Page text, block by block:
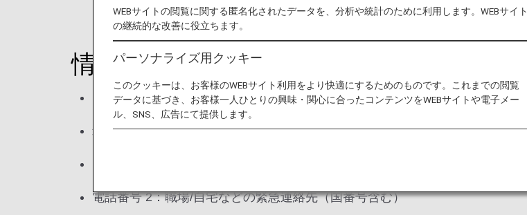
情報提供項目
氏名
米国住所：ストリート番号/市町/州/ZIP CODE 必須
電話番号 2：職場/自宅などの緊急連絡先（国番号含む）
WEBサイトの閲覧に関する匿名化されたデータを、分析や統計のために利用します。WEBサイト
の継続的な改善に役立ちます。
パーソナライズ用クッキー
このクッキーは、お客様のWEBサイト利用をより快適にするためのものです。これまでの閲覧
データに基づき、お客様一人ひとりの興味・関心に合ったコンテンツをWEBサイトや電子メー
ル、SNS、広告にて提供します。